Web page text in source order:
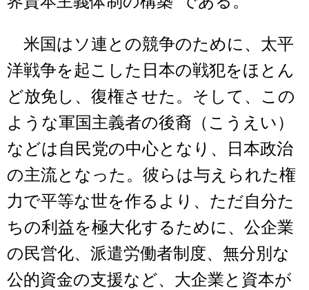
米国はソ連との競争のために、太平
洋戦争を起こした日本の戦犯をほとん
ど放免し、復権させた。そして、この
ような軍国主義者の後裔（こうえい）
などは自民党の中心となり、日本政治
の主流となった。彼らは与えられた権
力で平等な世を作るより、ただ自分た
ちの利益を極大化するために、公企業
の民営化、派遣労働者制度、無分別な
公的資金の支援など、大企業と資本が